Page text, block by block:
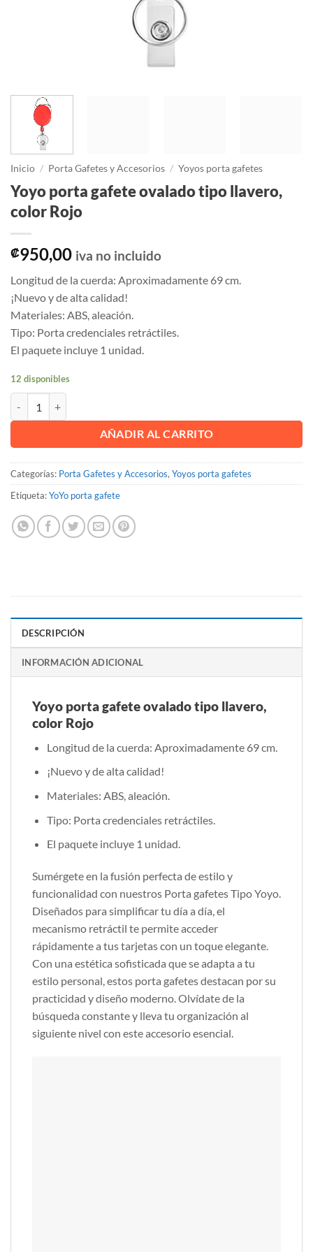
Inicio / Porta Gafetes y Accesorios / Yoyos porta gafetes
Yoyo porta gafete ovalado tipo llavero,
color Rojo
₡950,00 iva no incluido
Longitud de la cuerda: Aproximadamente 69 cm.
¡Nuevo y de alta calidad!
Materiales: ABS, aleación.
Tipo: Porta credenciales retráctiles.
El paquete incluye 1 unidad.
12 disponibles
AÑADIR AL CARRITO
Categorías: Porta Gafetes y Accesorios, Yoyos porta gafetes
Etiqueta:YoYo porta gafete
DESCRIPCIÓN
INFORMACIÓN ADICIONAL
Yoyo porta gafete ovalado tipo llavero,
color Rojo
Longitud de la cuerda: Aproximadamente 69 cm.
¡Nuevo y de alta calidad!
Materiales: ABS, aleación.
Tipo: Porta credenciales retráctiles.
El paquete incluye 1 unidad.
Sumérgete en la fusión perfecta de estilo y
funcionalidad con nuestros Porta gafetes Tipo Yoyo.
Diseñados para simplificar tu día a día, el
mecanismo retráctil te permite acceder
rápidamente a tus tarjetas con un toque elegante.
Con una estética sofisticada que se adapta a tu
estilo personal, estos porta gafetes destacan por su
practicidad y diseño moderno. Olvídate de la
búsqueda constante y lleva tu organización al
siguiente nivel con este accesorio esencial.